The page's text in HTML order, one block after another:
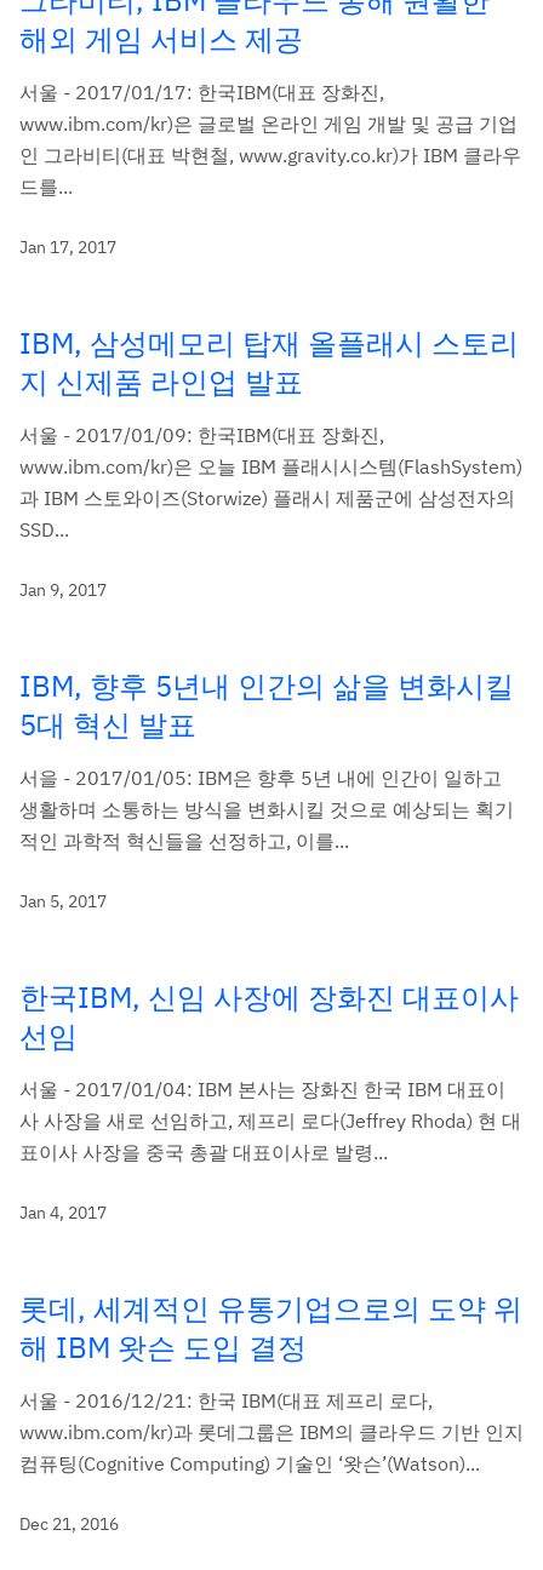
해외 게임 서비스 제공
서울 - 2017/01/17: 한국IBM(대표 장화진,
www.ibm.com/kr)은 글로벌 온라인 게임 개발 및 공급 기업
인 그라비티(대표 박현철, www.gravity.co.kr)가 IBM 클라우
드를...
Jan 17, 2017
IBM, 삼성메모리 탑재 올플래시 스토리
지 신제품 라인업 발표
서울 - 2017/01/09: 한국IBM(대표 장화진,
www.ibm.com/kr)은 오늘 IBM 플래시시스템(FlashSystem)
과 IBM 스토와이즈(Storwize) 플래시 제품군에 삼성전자의
SSD...
Jan 9, 2017
IBM, 향후 5년내 인간의 삶을 변화시킬
5대 혁신 발표
서을 - 2017/01/05: IBM은 향후 5년 내에 인간이 일하고
생활하며 소통하는 방식을 변화시킬 것으로 예상되는 획기
적인 과학적 혁신들을 선정하고, 이를...
Jan 5, 2017
한국IBM, 신임 사장에 장화진 대표이사
선임
서울 - 2017/01/04: IBM 본사는 장화진 한국 IBM 대표이
사 사장을 새로 선임하고, 제프리 로다(Jeffrey Rhoda) 현 대
표이사 사장을 중국 총괄 대표이사로 발령...
Jan 4, 2017
롯데, 세계적인 유통기업으로의 도약 위
해 IBM 왓슨 도입 결정
서울 - 2016/12/21: 한국 IBM(대표 제프리 로다,
www.ibm.com/kr)과 롯데그룹은 IBM의 클라우드 기반 인지
컴퓨팅(Cognitive Computing) 기술인 ‘왓슨’(Watson)...
Dec 21, 2016